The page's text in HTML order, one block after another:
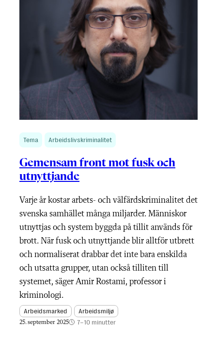
Tema Arbeidslivskriminalitet
Gemensam front mot fusk och
utnyttjande
Varje år kostar arbets- och välfärdskriminalitet det
svenska samhället många miljarder. Människor
utnyttjas och system byggda på tillit används för
brott. När fusk och utnyttjande blir alltför utbrett
och normaliserat drabbar det inte bara enskilda
och utsatta grupper, utan också tilliten till
systemet, säger Amir Rostami, professor i
kriminologi.
Arbeidsmarked Arbeidsmiljø
25. september 2025 7–10 minutter